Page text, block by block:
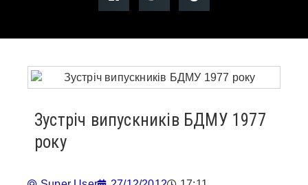
Зустріч випускників БДМУ 1977
року